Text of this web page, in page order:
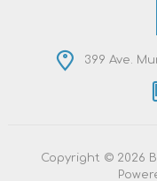
399 Ave.
Copyright © 2026